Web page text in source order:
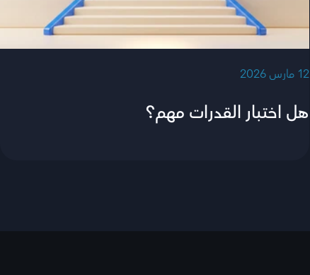
‫12 مارس 2026‬
هل اختبار القدرات مهم؟